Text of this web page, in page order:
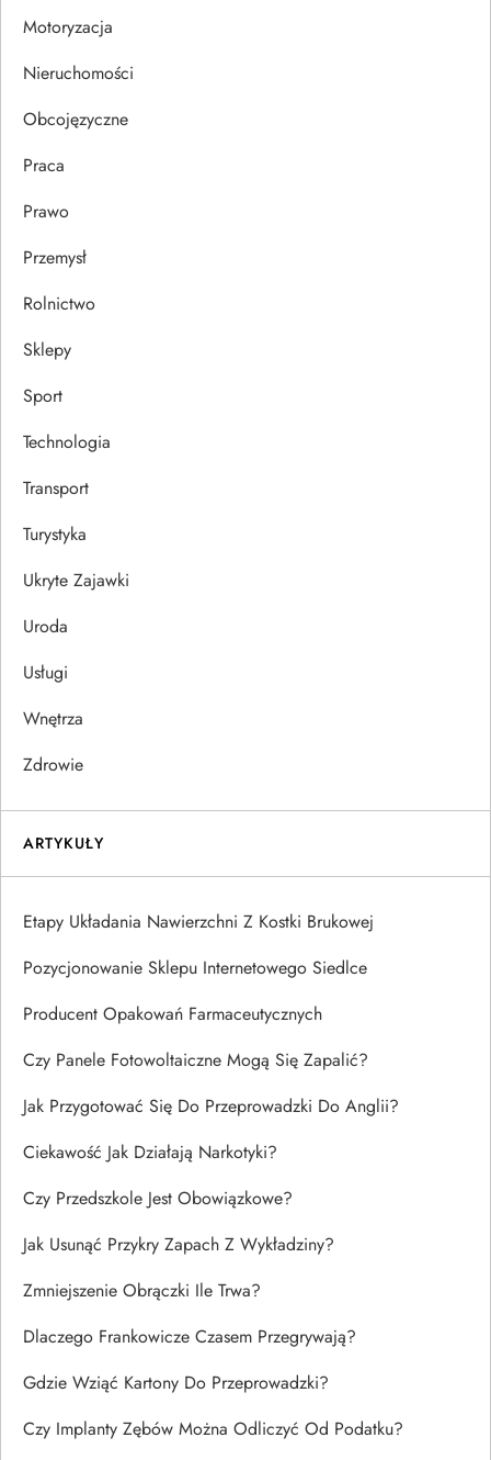
i
s
u
Motoryzacja
Nieruchomości
Obcojęzyczne
Praca
Prawo
Przemysł
Rolnictwo
Sklepy
Sport
Technologia
Transport
Turystyka
Ukryte Zajawki
Uroda
Usługi
Wnętrza
Zdrowie
ARTYKUŁY
Etapy Układania Nawierzchni Z Kostki Brukowej
Pozycjonowanie Sklepu Internetowego Siedlce
Producent Opakowań Farmaceutycznych
Czy Panele Fotowoltaiczne Mogą Się Zapalić?
Jak Przygotować Się Do Przeprowadzki Do Anglii?
Ciekawość Jak Działają Narkotyki?
Czy Przedszkole Jest Obowiązkowe?
Jak Usunąć Przykry Zapach Z Wykładziny?
Zmniejszenie Obrączki Ile Trwa?
Dlaczego Frankowicze Czasem Przegrywają?
Gdzie Wziąć Kartony Do Przeprowadzki?
Czy Implanty Zębów Można Odliczyć Od Podatku?